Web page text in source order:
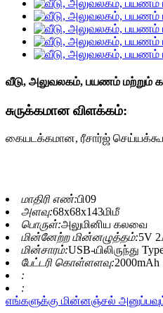
வீடு, அலுவலகம், பயணம் மற்றும்
சுருக்கமான விளக்கம்:
கையடக்கமான, ரீசார்ஜ்
மாதிரி எண்:பி09
அளவு:68x68x143மிமீ
பொருள்:அலுமினிய கலவை
மின்னேற்ற மின்னழுத்தம்:5V
மின்சாரம்:USB-யிலிருந்து
பேட்டரி கொள்ளளவு:2000mAh
:
:
எங்களுக்கு மின்னஞ்சல்